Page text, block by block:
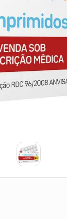
gravidez